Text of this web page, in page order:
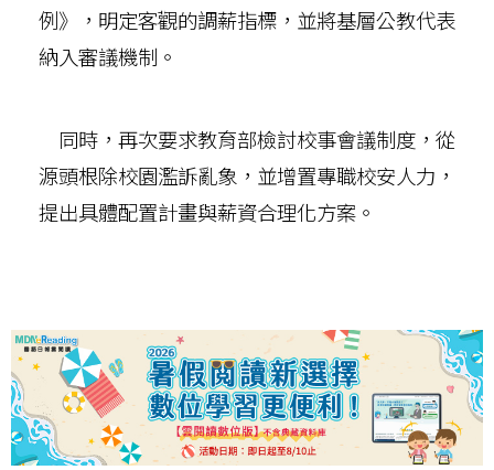
例》，明定客觀的調薪指標，並將基層公教代表
納入審議機制。
同時，再次要求教育部檢討校事會議制度，從
源頭根除校園濫訴亂象，並增置專職校安人力，
提出具體配置計畫與薪資合理化方案。